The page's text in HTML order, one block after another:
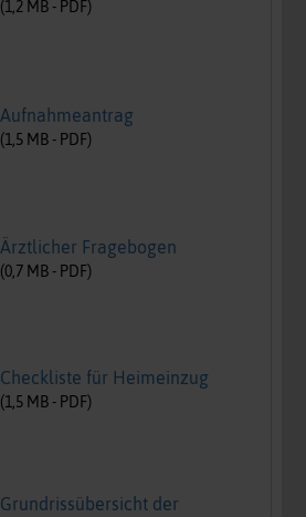
(1,2 MB - PDF)
Aufnahmeantrag
(1,5 MB - PDF)
Ärztlicher Fragebogen
(0,7 MB - PDF)
Checkliste für Heimeinzug
(1,5 MB - PDF)
Grundrissübersicht der